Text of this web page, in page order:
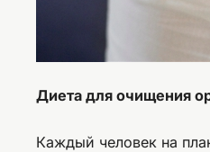
Диета для очищения
Каждый человек на